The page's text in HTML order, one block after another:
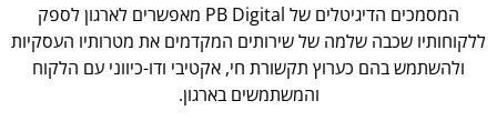
המסמכים הדיגיטלים של PB Digital מאפשרים לארגון לספק
ללקוחותיו שכבה שלמה של שירותים המקדמים את מטרותיו העסקיות
ולהשתמש בהם כערוץ תקשורת חי, אקטיבי ודו-כיווני עם הלקוח
והמשתמשים בארגון.